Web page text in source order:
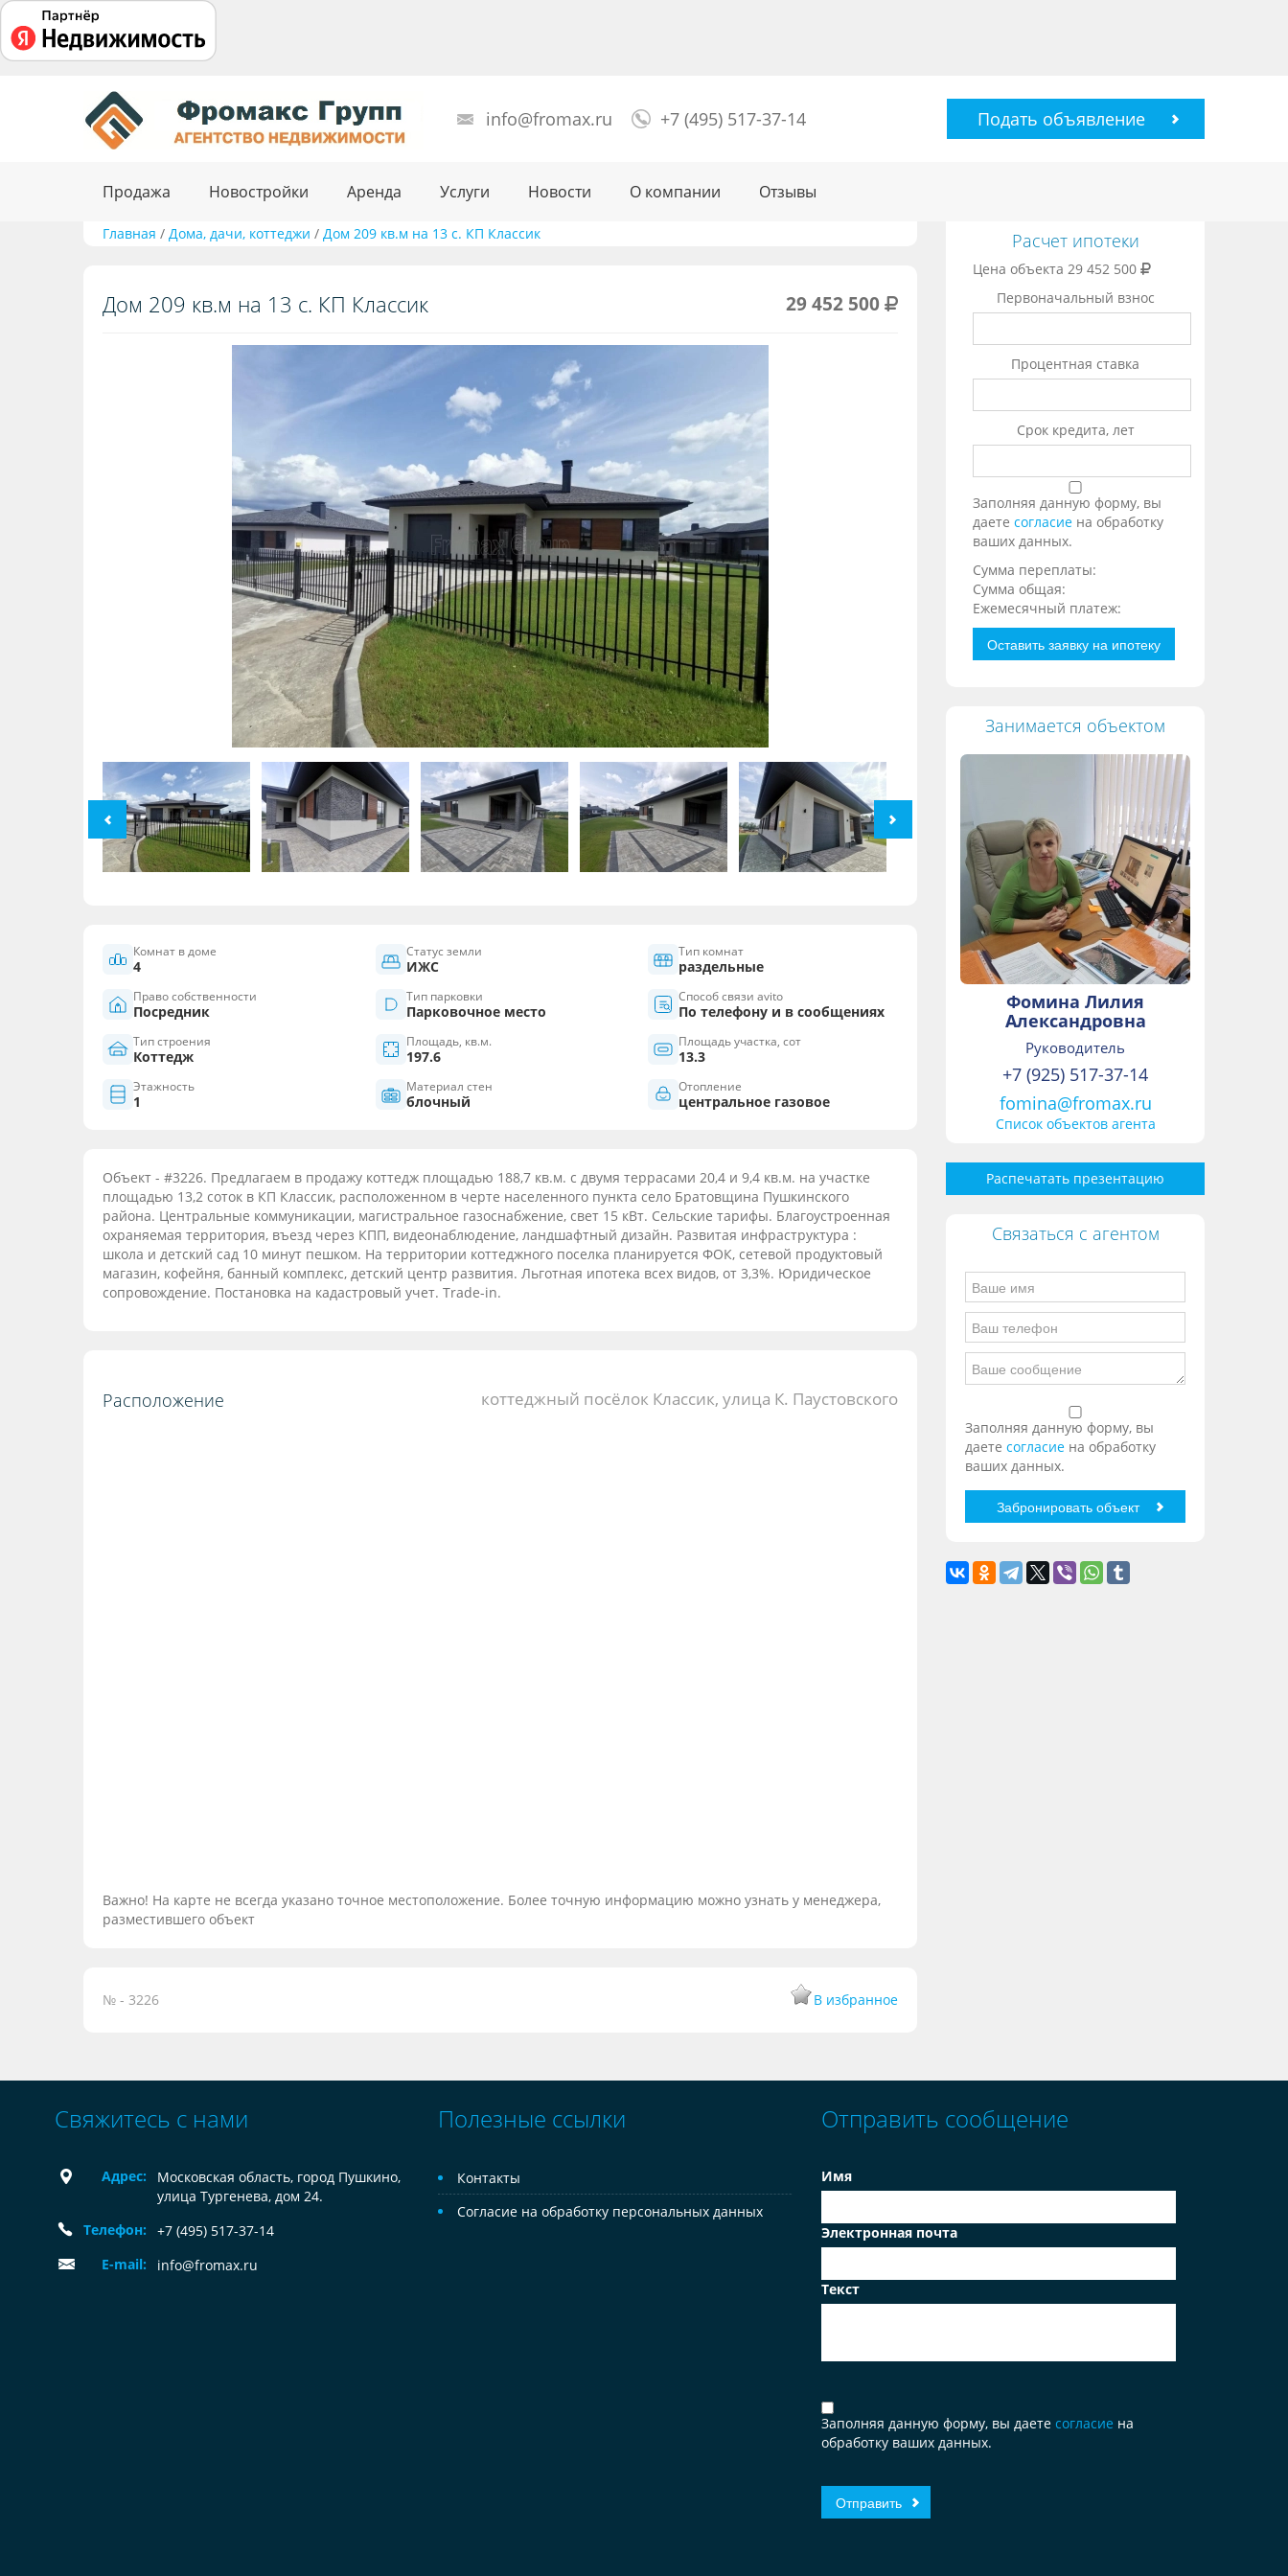
info@fromax.ru +7 (495) 517-37-14 Подать объявление
Продажа Новостройки Аренда Услуги Новости О компании Отзывы
Главная / Дома, дачи, коттеджи / Дом 209 кв.м на 13 с. КП Классик
Дом 209 кв.м на 13 с. КП Классик 29 452 500
Комнат в доме
4
Статус земли
ИЖС
Тип комнат
раздельные
Право собственности
Посредник
Тип парковки
Парковочное место
Способ связи avito
По телефону и в сообщениях
Тип строения
Коттедж
Площадь, кв.м.
197.6
Площадь участка, сот
13.3
Этажность
1
Материал стен
блочный
Отопление
центральное газовое
Объект - #3226. Предлагаем в продажу коттедж площадью 188,7 кв.м. с двумя террасами 20,4 и 9,4 кв.м. на участке
площадью 13,2 соток в КП Классик, расположенном в черте населенного пункта село Братовщина Пушкинского
района. Центральные коммуникации, магистральное газоснабжение, свет 15 кВт. Сельские тарифы. Благоустроенная
охраняемая территория, въезд через КПП, видеонаблюдение, ландшафтный дизайн. Развитая инфраструктура :
школа и детский сад 10 минут пешком. На территории коттеджного поселка планируется ФОК, сетевой продуктовый
магазин, кофейня, банный комплекс, детский центр развития. Льготная ипотека всех видов, от 3,3%. Юридическое
сопровождение. Постановка на кадастровый учет. Trade-in.
Расположение коттеджный посёлок Классик, улица К. Паустовского
Важно! На карте не всегда указано точное местоположение. Более точную информацию можно узнать у менеджера,
разместившего объект
№ - 3226 В избранное
Расчет ипотеки
Цена объекта 29 452 500
Первоначальный взнос
Процентная ставка
Срок кредита, лет
Заполняя данную форму, вы
даете согласие на обработку
ваших данных.
Сумма переплаты:
Сумма общая:
Ежемесячный платеж:
Оставить заявку на ипотеку
Занимается объектом
Фомина Лилия
Александровна
Руководитель
+7 (925) 517-37-14
fomina@fromax.ru
Список объектов агента
Распечатать презентацию
Связаться с агентом
Заполняя данную форму, вы
даете согласие на обработку
ваших данных.
Свяжитесь с нами
Адрес:
Московская область, город Пушкино,
улица Тургенева, дом 24.
Телефон:
+7 (495) 517-37-14
E-mail:
info@fromax.ru
Полезные ссылки
Контакты
Согласие на обработку персональных данных
Отправить сообщение
Имя
Электронная почта
Текст
Заполняя данную форму, вы даете согласие на
обработку ваших данных.